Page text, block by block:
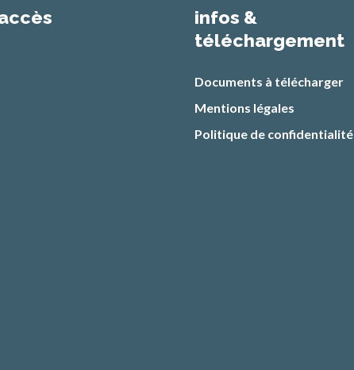
infos &
téléchargement
Documents à télécharger
Mentions légales
Politique de confidentialité